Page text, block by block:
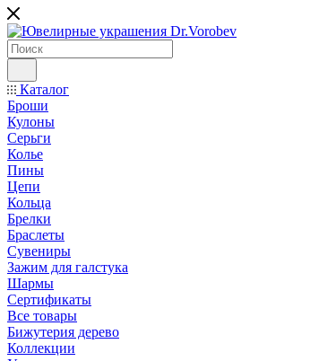
Каталог
Броши
Кулоны
Серьги
Колье
Пины
Цепи
Кольца
Брелки
Браслеты
Сувениры
Зажим для галстука
Шармы
Сертификаты
Все товары
Бижутерия дерево
Коллекции